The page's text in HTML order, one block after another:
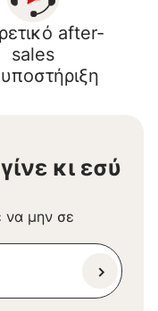
after-
sales
κι εσύ
να μην σε